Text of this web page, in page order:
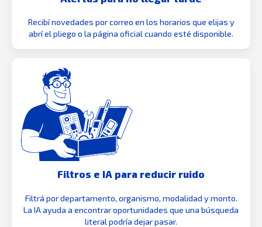
Recibí novedades por correo en los horarios que elijas y
abrí el pliego o la página oficial cuando esté disponible.
Filtros e IA para reducir ruido
Filtrá por departamento, organismo, modalidad y monto.
La IA ayuda a encontrar oportunidades que una búsqueda
literal podría dejar pasar.